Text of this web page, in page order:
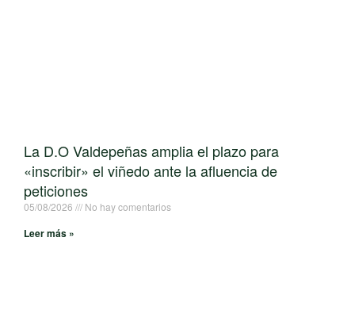
La D.O Valdepeñas amplia el plazo para
«inscribir» el viñedo ante la afluencia de
peticiones
05/08/2026 No hay comentarios
Leer más »